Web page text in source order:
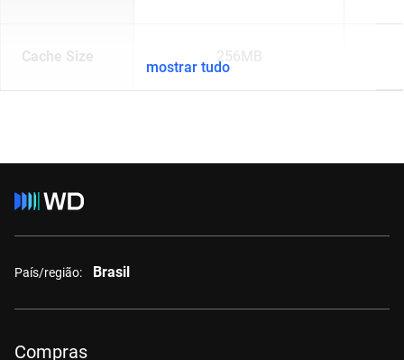
Cache Size 256MB
mostrar tudo
País/região: Brasil
Compras